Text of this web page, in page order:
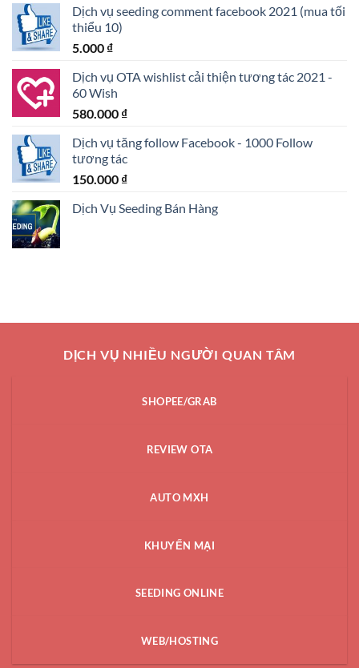
Dịch vụ seeding comment facebook 2021 (mua tối
thiểu 10)
5.000 ₫
Dịch vụ OTA wishlist cải thiện tương tác 2021 -
60 Wish
580.000 ₫
Dịch vụ tăng follow Facebook - 1000 Follow
tương tác
150.000 ₫
Dịch Vụ Seeding Bán Hàng
DỊCH VỤ NHIỀU NGƯỜI QUAN TÂM
SHOPEE/GRAB
REVIEW OTA
AUTO MXH
KHUYẾN MẠI
SEEDING ONLINE
WEB/HOSTING